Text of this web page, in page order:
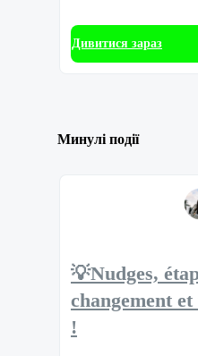
Дивитися зараз
Минулі події
💡Nudges,
changement
!